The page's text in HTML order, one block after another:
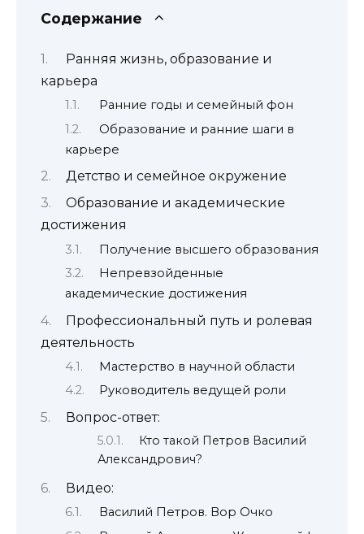
Содержание
Ранняя жизнь, образование и
карьера
Ранние годы и семейный фон
Образование и ранние шаги в
карьере
Детство и семейное окружение
Образование и академические
достижения
Получение высшего образования
Непревзойденные
академические достижения
Профессиональный путь и ролевая
деятельность
Мастерство в научной области
Руководитель ведущей роли
Вопрос-ответ:
Кто такой Петров Василий
Александрович?
Видео:
Василий Петров. Вор Очко